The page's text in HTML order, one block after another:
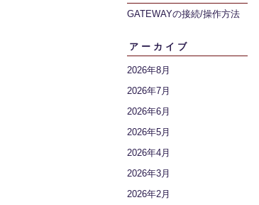
GATEWAYの接続/操作方法
アーカイブ
2026年8月
2026年7月
2026年6月
2026年5月
2026年4月
2026年3月
2026年2月